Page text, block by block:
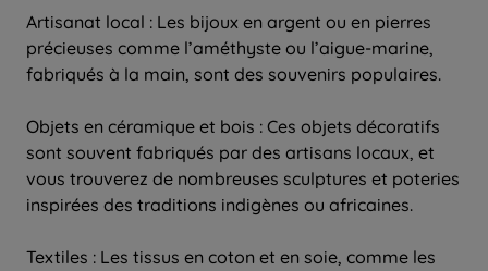
Artisanat local : Les bijoux en argent ou en pierres
précieuses comme l’améthyste ou l’aigue-marine,
fabriqués à la main, sont des souvenirs populaires.
Objets en céramique et bois : Ces objets décoratifs
sont souvent fabriqués par des artisans locaux, et
vous trouverez de nombreuses sculptures et poteries
inspirées des traditions indigènes ou africaines.
Textiles : Les tissus en coton et en soie, comme les